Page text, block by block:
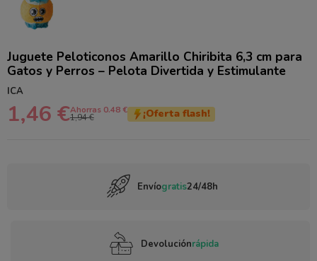
Juguete Peloticonos Amarillo Chiribita 6,3 cm para
Gatos y Perros – Pelota Divertida y Estimulante
ICA
1,46 €Ahorras 0.48 €
1,94 € ¡Oferta flash!
Envíogratis24/48h
Devoluciónrápida